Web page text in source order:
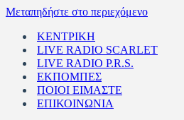
Μεταπηδήστε στο περιεχόμενο
ΚΕΝΤΡΙΚΗ
LIVE RADIO SCARLET
LIVE RADIO P.R.S.
ΕΚΠΟΜΠΕΣ
ΠΟΙΟΙ ΕΙΜΑΣΤΕ
ΕΠΙΚΟΙΝΩΝΙΑ